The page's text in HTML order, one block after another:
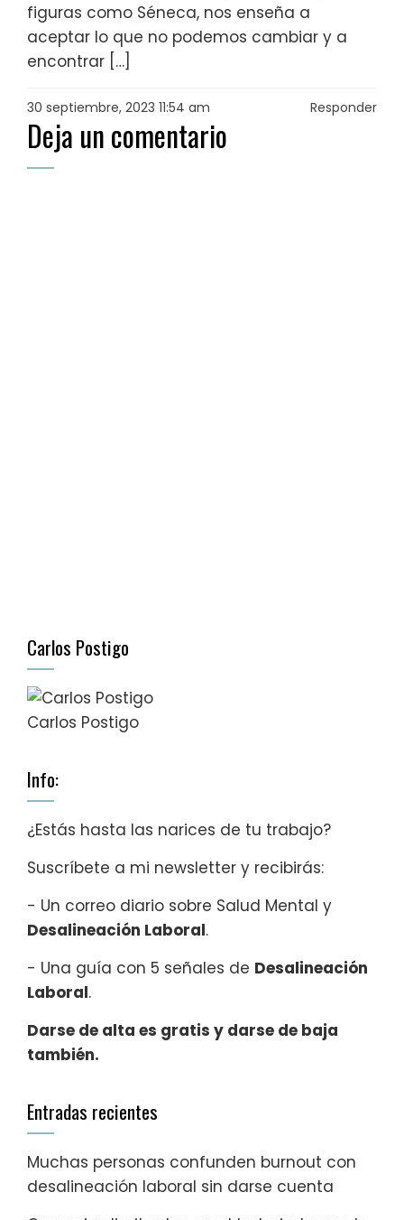
figuras como Séneca, nos enseña a
aceptar lo que no podemos cambiar y a
encontrar […]
30 septiembre, 2023 11:54 am Responder
Deja un comentario
Carlos Postigo
Carlos Postigo
Info:
¿Estás hasta las narices de tu trabajo?
Suscríbete a mi newsletter y recibirás:
- Un correo diario sobre Salud Mental y
Desalineación Laboral.
- Una guía con 5 señales de Desalineación
Laboral.
Darse de alta es gratis y darse de baja
también.
Entradas recientes
Muchas personas confunden burnout con
desalineación laboral sin darse cuenta